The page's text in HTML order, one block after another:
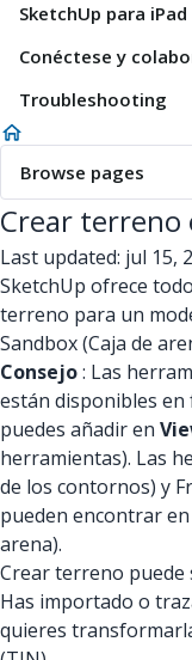
SketchUp para iPad
Conéctese y
Troubleshooting
Browse pages
Crear terreno
Last updated: jul 15,
SketchUp ofrece
terreno para un
Sandbox (Caja de
Consejo: Las
están disponibles
puedes añadir en
herramientas). Las
de los contornos) y
pueden encontrar en
arena).
Crear terreno puede
Has importado o
quieres